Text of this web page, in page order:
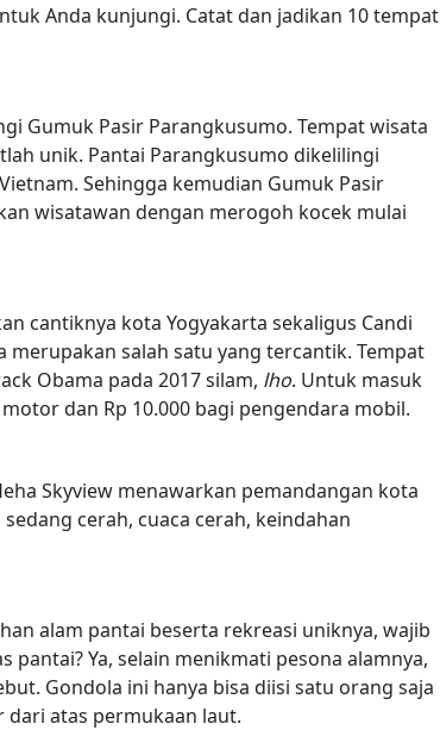
Anda kunjungi. Catat dan jadikan 10 tempat
Gumuk Pasir Parangkusumo. Tempat wisata
unik. Pantai Parangkusumo dikelilingi
Sehingga kemudian Gumuk Pasir
wisatawan dengan merogoh kocek mulai
cantiknya kota Yogyakarta sekaligus Candi
salah satu yang tercantik. Tempat
Obama pada 2017 silam, lho. Untuk masuk
dan Rp 10.000 bagi pengendara mobil.
Skyview menawarkan pemandangan kota
cerah, cuaca cerah, keindahan
alam pantai beserta rekreasi uniknya, wajib
Ya, selain menikmati pesona alamnya,
Gondola ini hanya bisa diisi satu orang saja
atas permukaan laut.